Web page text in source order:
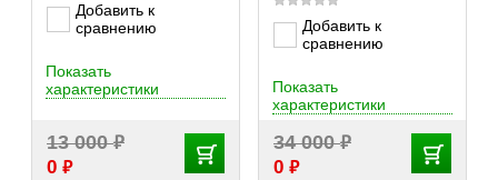
Добавить к
сравнению
13 000₽
0 ₽
Показать
характеристики
Добавить к
сравнению
34 000₽
0 ₽
Показать
характеристики